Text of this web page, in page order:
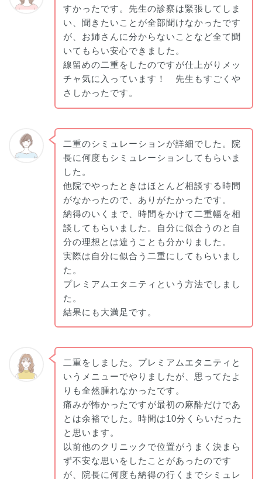
すかったです。先生の診察は緊張してしま
い、聞きたいことが全部聞けなかったです
が、お姉さんに分からないことなど全て聞
いてもらい安心できました。
線留めの二重をしたのですが仕上がりメッ
チャ気に入っています！ 先生もすごくや
さしかったです。
二重のシミュレーションが詳細でした。院
長に何度もシミュレーションしてもらいま
した。
他院でやったときはほとんど相談する時間
がなかったので、ありがたかったです。
納得のいくまで、時間をかけて二重幅を相
談してもらいました。自分に似合うのと自
分の理想とは違うことも分かりました。
実際は自分に似合う二重にしてもらいまし
た。
プレミアムエタニティという方法でしまし
た。
結果にも大満足です。
二重をしました。プレミアムエタニティと
いうメニューでやりましたが、思ってたよ
りも全然腫れなかったです。
痛みが怖かったですが最初の麻酔だけであ
とは余裕でした。時間は10分くらいだった
と思います。
以前他のクリニックで位置がうまく決まら
ず不安な思いをしたことがあったのです
が、院長に何度も納得の行くまでシミュレ